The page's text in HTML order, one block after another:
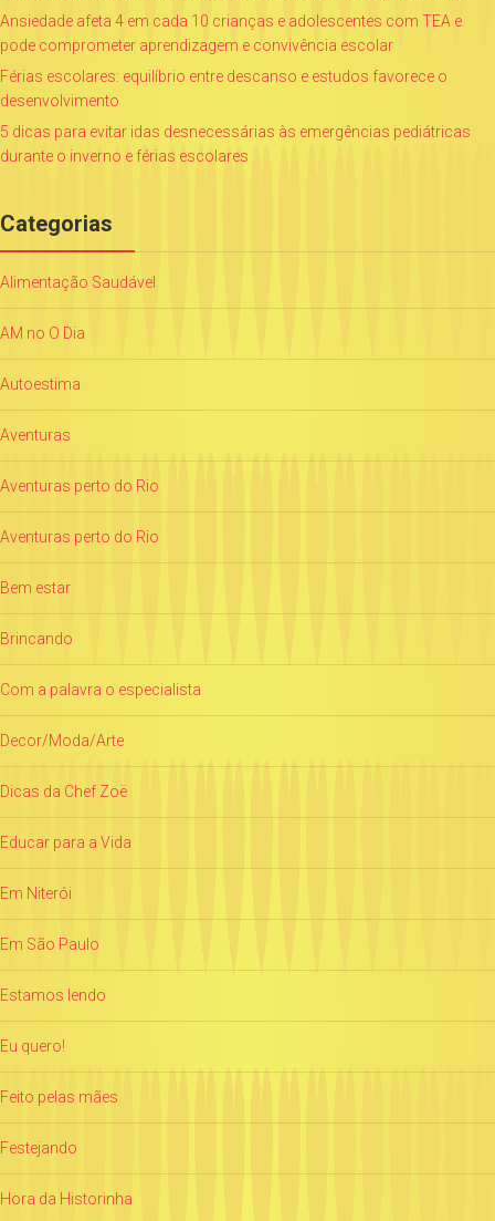
Ansiedade afeta 4 em cada 10 crianças e adolescentes com TEA e
pode comprometer aprendizagem e convivência escolar
Férias escolares: equilíbrio entre descanso e estudos favorece o
desenvolvimento
5 dicas para evitar idas desnecessárias às emergências pediátricas
durante o inverno e férias escolares
Categorias
Alimentação Saudável
AM no O Dia
Autoestima
Aventuras
Aventuras perto do Rio
Aventuras perto do Rio
Bem estar
Brincando
Com a palavra o especialista
Decor/Moda/Arte
Dicas da Chef Zoë
Educar para a Vida
Em Niterói
Em São Paulo
Estamos lendo
Eu quero!
Feito pelas mães
Festejando
Hora da Historinha